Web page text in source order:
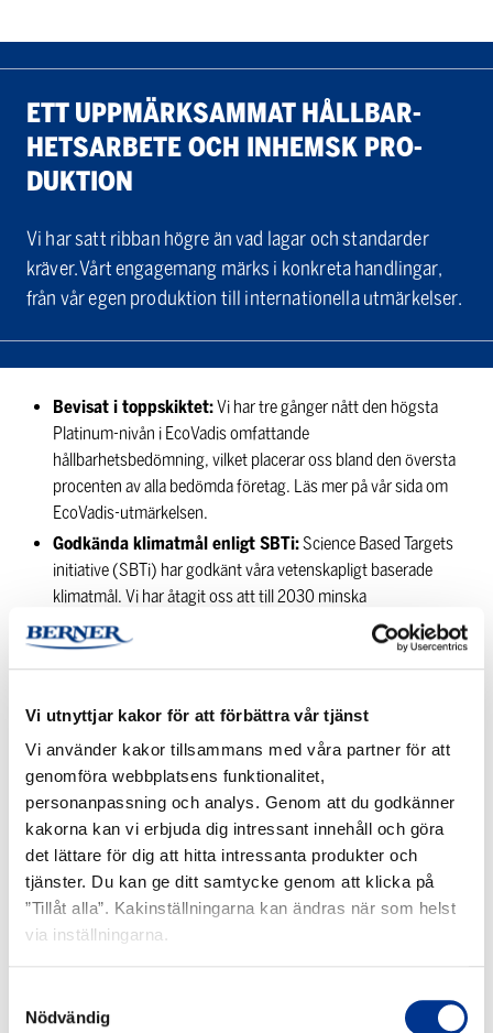
Vi utnyttjar kakor för att förbättra vår tjänst
Vi använder kakor tillsammans med våra partner för att
genomföra webbplatsens funktionalitet,
personanpassning och analys. Genom att du godkänner
kakorna kan vi erbjuda dig intressant innehåll och göra
det lättare för dig att hitta intressanta produkter och
tjänster. Du kan ge ditt samtycke genom att klicka på
”Tillåt alla”. Kakinställningarna kan ändras när som helst
via inställningarna.
Nödvändig
ETT UPP­MÄRK­SAM­MAT HÅLL­BAR­
HETS­AR­BE­TE OCH IN­HEMSK PRO­
DUK­TION
Vi har satt ribban högre än vad lagar och standarder
kräver. Vårt engagemang märks i konkreta handlingar,
från vår egen produktion till internationella utmärkelser.
Bevisat i toppskiktet:Vi har tre gånger nått den högsta
Platinum-nivån i EcoVadis omfattande
hållbarhetsbedömning, vilket placerar oss bland den översta
procenten av alla bedömda företag. Läs mer på vår sida om
EcoVadis-utmärkelsen.
Godkända klimatmål enligt SBTi:Science Based Targets
initiative (SBTi) har godkänt våra vetenskapligt baserade
klimatmål. Vi har åtagit oss att till 2030 minska
växthusgasutsläppen från vår egen verksamhet med 42
procent (Scope 1 och 2) och utsläppen i värdekedjan (Scope
3) med 51,6 procent*. (*ett intensitetsmål som tar hänsyn till
produktutveckling i Helsingfors och produktion i Heinävesi
och Ylöjärvi säkerställer vi kvalitet, leveranssäkerhet och
produktsäkerhet. I Heinävesi tillverkas våra produkter med
100 procent förnybar energi, och vi är dessutom kommunens
största privata arbetsgivare.
Långsiktigt engagemang för våra medarbetare:
Sedan
1940-talet har vi systematiskt arbetat för våra medarbetares
välbefinnande och varje år delat ut en vinstbonus till hela